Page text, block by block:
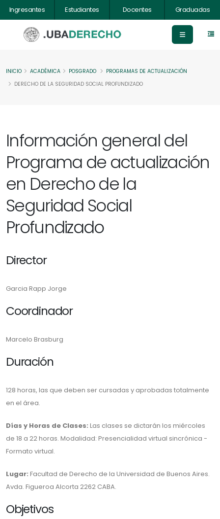
Ingresantes Estudiantes Docentes Graduadas
INICIO ACADÉMICA POSGRADO
PROGRAMAS DE ACTUALIZACIÓN
DERECHO DE LA SEGURIDAD SOCIAL PROFUNDIZADO
Información general del
Programa de actualización
en Derecho de la
Seguridad Social
Profundizado
Director
Garcia Rapp Jorge
Coordinador
Marcelo Brasburg
Duración
128 horas, las que deben ser cursadas y aprobadas totalmente
en el área.
Días y Horas de Clases: Las clases se dictarán los miércoles
de 18 a 22 horas. Modalidad: Presencialidad virtual sincrónica -
Formato virtual.
Lugar: Facultad de Derecho de la Universidad de Buenos Aires.
Avda. Figueroa Alcorta 2262 CABA.
Objetivos